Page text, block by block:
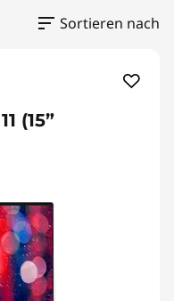
Sortieren nach
(15”